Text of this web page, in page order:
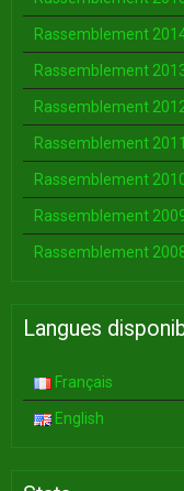
Rassemblement
Rassemblement
Rassemblement
Rassemblement 2011
Rassemblement
Rassemblement
Rassemblement
Langues
Français
English